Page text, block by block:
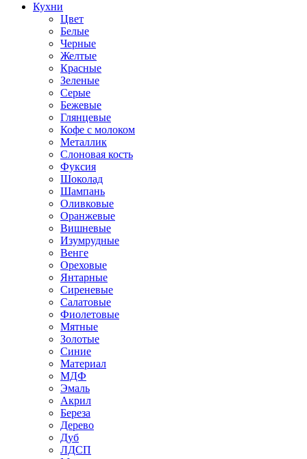
Кухни
Цвет
Белые
Черные
Желтые
Красные
Зеленые
Серые
Бежевые
Глянцевые
Кофе с молоком
Металлик
Слоновая кость
Фуксия
Шоколад
Шампань
Оливковые
Оранжевые
Вишневые
Изумрудные
Венге
Ореховые
Янтарные
Сиреневые
Салатовые
Фиолетовые
Мятные
Золотые
Синие
Материал
МДФ
Эмаль
Акрил
Береза
Дерево
Дуб
ЛДСП